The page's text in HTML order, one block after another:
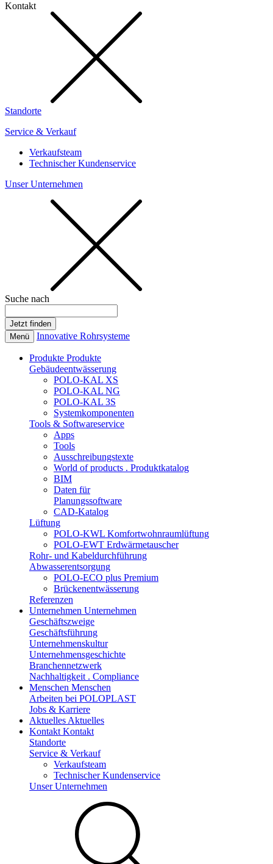
Kontakt
Standorte
Service & Verkauf
Verkaufsteam
Technischer Kundenservice
Unser Unternehmen
Suche nach
Menü Innovative Rohrsysteme
Produkte Produkte
Gebäudeentwässerung
POLO-KAL XS
POLO-KAL NG
POLO-KAL 3S
Systemkomponenten
Tools & Softwareservice
Apps
Tools
Ausschreibungstexte
World of products . Produktkatalog
BIM
Daten für
Planungssoftware
CAD-Katalog
Lüftung
POLO-KWL Komfortwohnraumlüftung
POLO-EWT Erdwärmetauscher
Rohr- und Kabeldurchführung
Abwasserentsorgung
POLO-ECO plus Premium
Brückenentwässerung
Referenzen
Unternehmen Unternehmen
Geschäftszweige
Geschäftsführung
Unternehmenskultur
Unternehmensgeschichte
Branchennetzwerk
Nachhaltigkeit . Compliance
Menschen Menschen
Arbeiten bei POLOPLAST
Jobs & Karriere
Aktuelles Aktuelles
Kontakt Kontakt
Standorte
Service & Verkauf
Verkaufsteam
Technischer Kundenservice
Unser Unternehmen